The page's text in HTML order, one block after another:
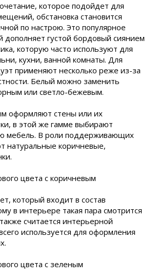
которое подойдет для
обстановка становится
по настрою. Это популярное
дополняет густой бордовый сиянием
которую часто используют для
кухни, ванной комнаты. Для
применяют несколько реже из-за
Белый можно заменить
или светло-бежевым.
оформляют стены или их
в этой же гамме выбирают
мебель. В роли поддерживающих
натуральные коричневые,
цвета с коричневым
который входит в состав
в интерьере такая пара смотрится
считается интерьерной
используется для оформления
цвета с зеленым